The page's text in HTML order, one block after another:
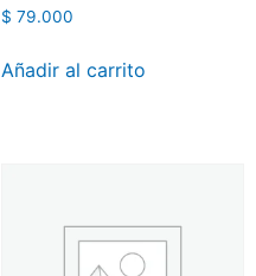
$ 79.000
Añadir al carrito